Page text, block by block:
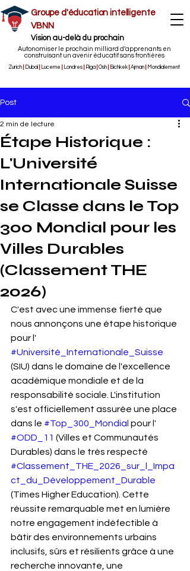
Groupe d'éducation intelligente
VBNN
Vision au-delà du prochain
Autonomiser le prochain milliard d’apprenants en
construisant un avenir éducatif sans frontières
Zurich Dubaï Lucerne Londres Riga Osh Bichkek Ajman Mondialement
Post
Étape Historique :
L'Université
Internationale Suisse
se Classe dans le Top
300 Mondial pour les
Villes Durables
(Classement THE
2026)
2 min de lecture
C'est avec une immense fierté que
nous annonçons une étape historique
pour l'
#Université_Internationale_Suisse
(SIU) dans le domaine de l'excellence
académique mondiale et de la
responsabilité sociale. L'institution
s'est officiellement assurée une place
dans le #Top_300_Mondial pour l'
#ODD_11 (Villes et Communautés
Durables) dans le très respecté
#Classement_THE_2026_sur_l_Impa
ct_du_Développement_Durable
(Times Higher Education). Cette
réussite remarquable met en lumière
notre engagement indéfectible à
bâtir des environnements urbains
inclusifs, sûrs et résilients grâce à une
recherche innovante, une